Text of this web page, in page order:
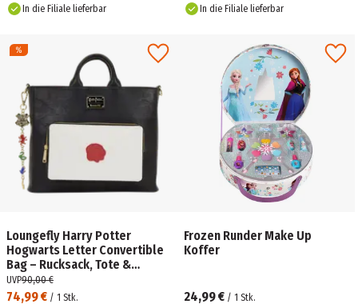
In die Filiale lieferbar
In die Filiale lieferbar
Loungefly Harry Potter
Hogwarts Letter Convertible
Bag – Rucksack, Tote &
Crossbody in einem
74,99 € / 1 Stk.
UVP90,00 €
Frozen Runder Make Up
Koffer
24,99 € / 1 Stk.